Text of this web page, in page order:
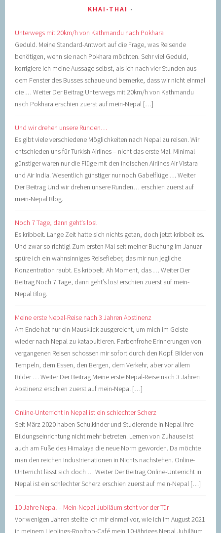
KHAI-THAI
Unterwegs mit 20km/h von Kathmandu nach Pokhara
Geduld. Meine Standard-Antwort auf die Frage, was Reisende
benötigen, wenn sie nach Pokhara möchten. Sehr viel Geduld,
korrigiere ich meine Aussage selbst, als ich nach vier Stunden aus
dem Fenster des Busses schaue und bemerke, dass wir nicht einmal
die … Weiter Der Beitrag Unterwegs mit 20km/h von Kathmandu
nach Pokhara erschien zuerst auf mein-Nepal […]
Und wir drehen unsere Runden…
Es gibt viele verschiedene Möglichkeiten nach Nepal zu reisen. Wir
entschieden uns für Turkish Airlines – nicht das erste Mal. Minimal
günstiger waren nur die Flüge mit den indischen Airlines Air Vistara
und Air India. Wesentlich günstiger nur noch Gabelflüge … Weiter
Der Beitrag Und wir drehen unsere Runden… erschien zuerst auf
mein-Nepal Blog.
Noch 7 Tage, dann geht’s los!
Es kribbelt. Lange Zeit hatte sich nichts getan, doch jetzt kribbelt es.
Und zwar so richtig! Zum ersten Mal seit meiner Buchung im Januar
spüre ich ein wahnsinniges Reisefieber, das mir nun jegliche
Konzentration raubt. Es kribbelt. Ah Moment, das … Weiter Der
Beitrag Noch 7 Tage, dann geht’s los! erschien zuerst auf mein-
Nepal Blog.
Meine erste Nepal-Reise nach 3 Jahren Abstinenz
Am Ende hat nur ein Mausklick ausgereicht, um mich im Geiste
wieder nach Nepal zu katapultieren. Farbenfrohe Erinnerungen von
vergangenen Reisen schossen mir sofort durch den Kopf. Bilder von
Tempeln, dem Essen, den Bergen, dem Verkehr, aber vor allem
Bilder … Weiter Der Beitrag Meine erste Nepal-Reise nach 3 Jahren
Abstinenz erschien zuerst auf mein-Nepal […]
Online-Unterricht in Nepal ist ein schlechter Scherz
Seit März 2020 haben Schulkinder und Studierende in Nepal ihre
Bildungseinrichtung nicht mehr betreten. Lernen von Zuhause ist
auch am Fuße des Himalaya die neue Norm geworden. Da möchte
man den reichen Industrienationen in Nichts nachstehen. Online-
Unterricht lässt sich doch … Weiter Der Beitrag Online-Unterricht in
Nepal ist ein schlechter Scherz erschien zuerst auf mein-Nepal […]
10 Jahre Nepal – Mein-Nepal Jubiläum steht vor der Tür
Vor wenigen Jahren stellte ich mir einmal vor, wie ich im August 2021
in meinem Lieblings-Rooftop-Café mein 10-jähriges Nepal Jubiläum